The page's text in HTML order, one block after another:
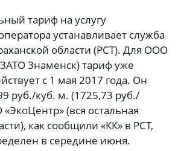
тариф на услугу
устанавливает служба
области (РСТ). Для ООО
Знаменск) тариф уже
с 1 мая 2017 года. Он
руб./куб. м. (1725,73 руб./
(вся остальная
как сообщили «КК» в РСТ,
в середине июня.